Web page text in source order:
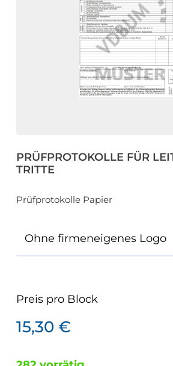
PRÜFPROTOKOLLE FÜR
TRITTE
Prüfprotokolle Papier
Preis pro Block
15,30 €